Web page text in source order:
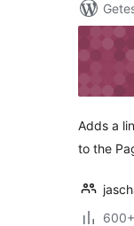
Adds a
to the